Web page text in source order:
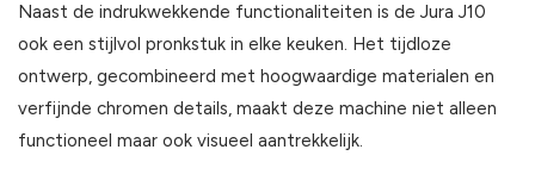
Naast de indrukwekkende functionaliteiten is de Jura J10
ook een stijlvol pronkstuk in elke keuken. Het tijdloze
ontwerp, gecombineerd met hoogwaardige materialen en
verfijnde chromen details, maakt deze machine niet alleen
functioneel maar ook visueel aantrekkelijk.